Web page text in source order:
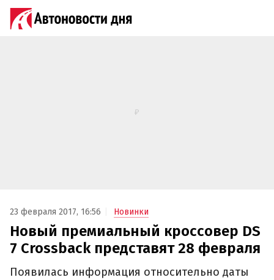
23 февраля 2017, 16:56 Новинки
Новый премиальный кроссовер DS
7 Crossback представят 28 февраля‍
Появилась информация относительно даты